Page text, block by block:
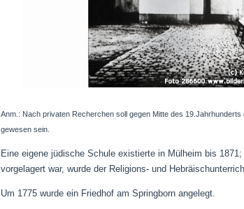
Anm.: Nach privaten Recherchen soll gegen Mitte des
gewesen sein.
Eine eigene jüdische Schule existierte in Mülheim bis
vorgelagert war, wurde der Religions- und
Um 1775 wurde ein Friedhof am Springborn angelegt.